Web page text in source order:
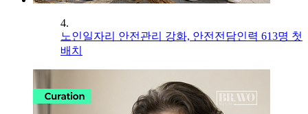
4.
노인일자리 안전관리 강화, 안전전담인력 613명 첫
배치